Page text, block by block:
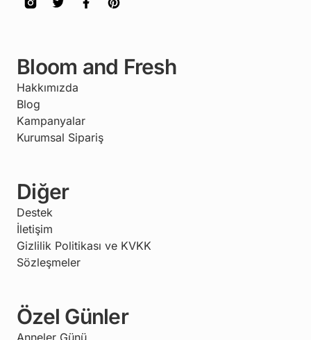
Bloom and Fresh
Hakkımızda
Blog
Kampanyalar
Kurumsal Sipariş
Diğer
Destek
İletişim
Gizlilik Politikası ve KVKK
Sözleşmeler
Özel Günler
Anneler Günü